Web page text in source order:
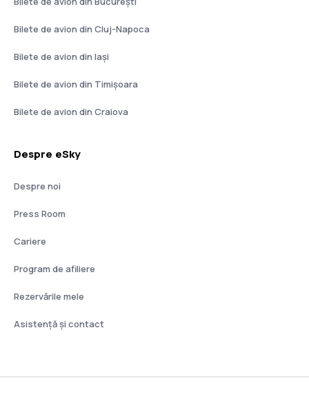
Bilete de avion din Cluj-Napoca
Bilete de avion din Iași
Bilete de avion din Timișoara
Bilete de avion din Craiova
Despre eSky
Despre noi
Press Room
Cariere
Program de afiliere
Rezervările mele
Asistenţă şi contact